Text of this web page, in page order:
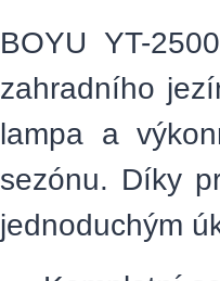
BOYU YT-
zahradního
lampa a
sezónu. Díky
jednoduchým